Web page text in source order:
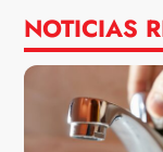
NOTICIAS